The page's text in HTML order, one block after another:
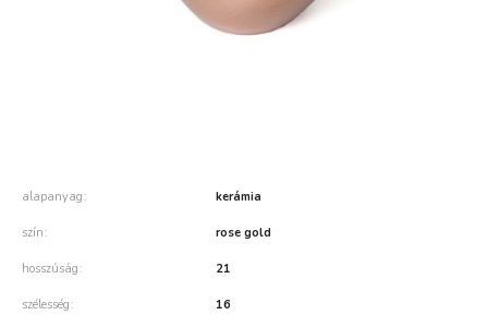
alapanyag kerámia
szín rose gold
hosszúság 21
szélesség 16